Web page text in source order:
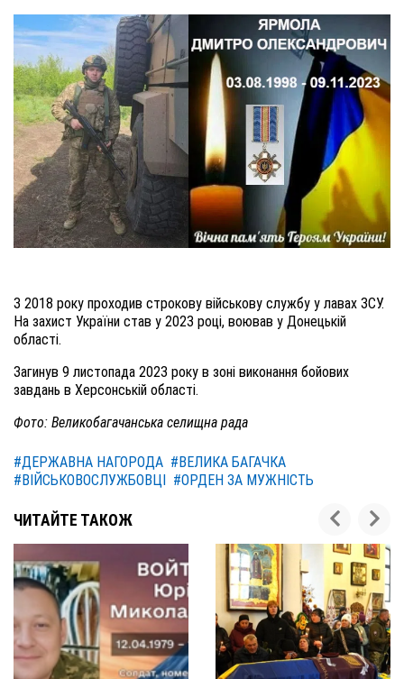
З 2018 року проходив строкову військову службу у лавах ЗСУ.
На захист України став у 2023 році, воював у Донецькій
області.
Загинув 9 листопада 2023 року в зоні виконання бойових
завдань в Херсонській області.
Фото: Великобагачанська селищна рада
#ДЕРЖАВНА НАГОРОДА #ВЕЛИКА БАГАЧКА
#ВІЙСЬКОВОСЛУЖБОВЦІ #ОРДЕН ЗА МУЖНІСТЬ
ЧИТАЙТЕ ТАКОЖ